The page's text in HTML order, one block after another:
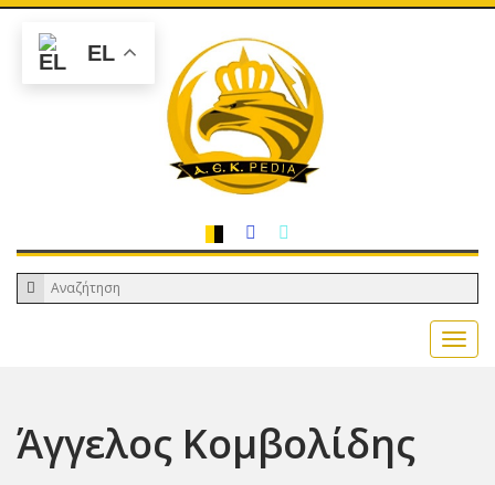
Άγγελος Κομβολίδης
EL